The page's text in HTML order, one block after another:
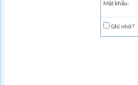
Mật khẩu:
Ghi nhớ?